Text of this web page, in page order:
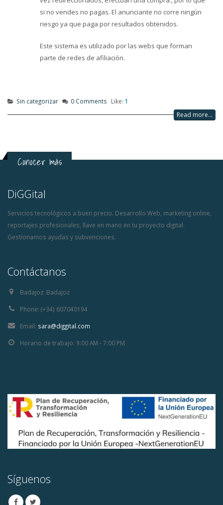
si no vendes no pagas. El anunciante no corre ningún
riesgo ya que paga por resultados obtenidos.
Este sistema es utilizado por las webs que forman
parte de redes de afiliación.
Sin categorizar 0 Comments Like:1
Read more...
Conocer más
DiGGital
Servicios tecnológicos a buen precio. Desarrollo Web, marketing online,
reportajes profesionales, llave en mano en tu proyecto digital.
Gestionamos ayudas y subvenciones.
Contáctanos
Badajoz: Badajoz
Phone: (+34) 607040194
Email: sara@diggital.com
Horario de trabajo: 9:00 AM - 7:00 PM
Síguenos